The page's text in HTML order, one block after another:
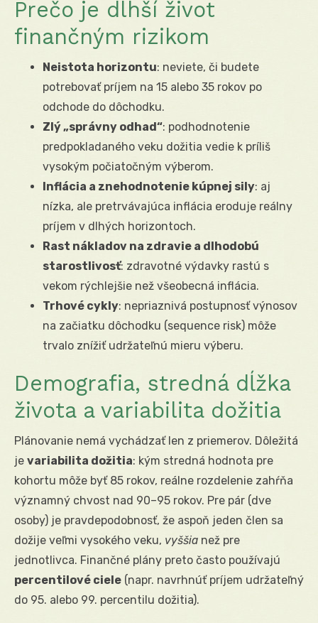
Prečo je dlhší život
finančným rizikom
Neistota horizontu: neviete, či budete
potrebovať príjem na 15 alebo 35 rokov po
odchode do dôchodku.
Zlý „správny odhad“: podhodnotenie
predpokladaného veku dožitia vedie k príliš
vysokým počiatočným výberom.
Inflácia a znehodnotenie kúpnej sily: aj
nízka, ale pretrvávajúca inflácia eroduje reálny
príjem v dlhých horizontoch.
Rast nákladov na zdravie a dlhodobú
starostlivosť: zdravotné výdavky rastú s
vekom rýchlejšie než všeobecná inflácia.
Trhové cykly: nepriaznivá postupnosť výnosov
na začiatku dôchodku (sequence risk) môže
trvalo znížiť udržateľnú mieru výberu.
Demografia, stredná dĺžka
života a variabilita dožitia
Plánovanie nemá vychádzať len z priemerov. Dôležitá
je variabilita dožitia: kým stredná hodnota pre
kohortu môže byť 85 rokov, reálne rozdelenie zahŕňa
významný chvost nad 90–95 rokov. Pre pár (dve
osoby) je pravdepodobnosť, že aspoň jeden člen sa
dožije veľmi vysokého veku, vyššia než pre
jednotlivca. Finančné plány preto často používajú
percentilové ciele (napr. navrhnúť príjem udržateľný
do 95. alebo 99. percentilu dožitia).